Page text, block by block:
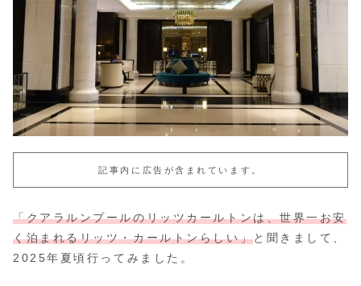
記事内に広告が含まれています。
「クアラルンプールのリッツカールトンは、世界一お安
く泊まれるリッツ・カールトンらしい」と聞きまして、
2025年夏頃行ってみました。